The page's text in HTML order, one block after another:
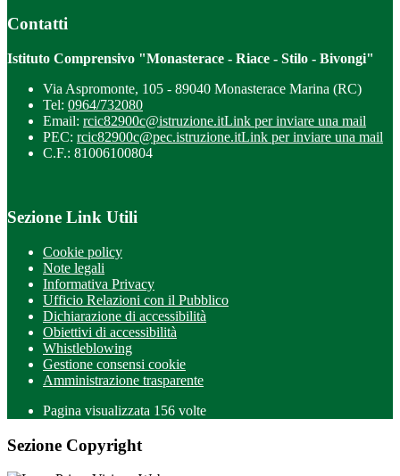
Contatti
Istituto Comprensivo "Monasterace - Riace - Stilo - Bivongi"
Via Aspromonte, 105 - 89040 Monasterace Marina (RC)
Tel: 0964/732080
Email: rcic82900c@istruzione.itLink per inviare una mail
PEC: rcic82900c@pec.istruzione.itLink per inviare una mail
C.F.: 81006100804
Sezione Link Utili
Cookie policy
Note legali
Informativa Privacy
Ufficio Relazioni con il Pubblico
Dichiarazione di accessibilità
Obiettivi di accessibilità
Whistleblowing
Gestione consensi cookie
Amministrazione trasparente
Pagina visualizzata 156 volte
Sezione Copyright